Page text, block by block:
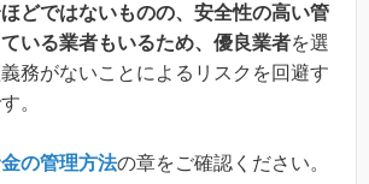
どではないものの、安全性の高い管
いる業者もいるため、優良業者を選
務がないことによるリスクを回避す
。
の管理方法の章をご確認ください。